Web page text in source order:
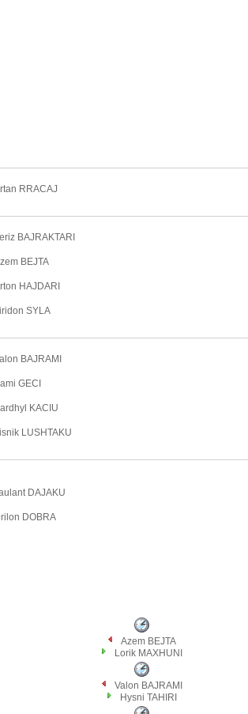
RRACAJ
BAJRAKTARI
BEJTA
HAJDARI
SYLA
BAJRAMI
GECI
KACIU
LUSHTAKU
DAJAKU
DOBRA
Azem BEJTA
Lorik MAXHUNI
Valon BAJRAMI
Hysni TAHIRI